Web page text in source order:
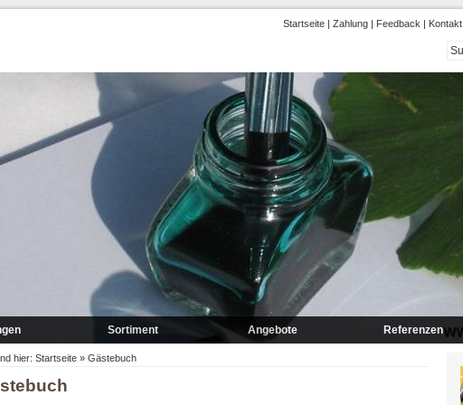
Startseite | Zahlung | Feedback | Kontakt
Sortiment
Marmor
Angebote Referenzen
hier: Startseite » Gästebuch